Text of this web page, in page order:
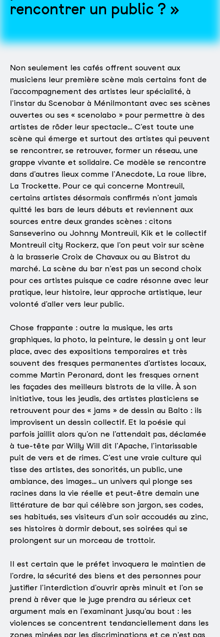
rencontrer un public ?
Non seulement les cafés offrent souvent aux
musiciens leur première scène mais certains font de
l’accompagnement des artistes leur spécialité, à
l’instar du Scenobar à Ménilmontant avec ses scènes
ouvertes ou ses « scenolabo » pour permettre à des
artistes de rôder leur spectacle… C’est toute une
scène qui émerge et surtout des artistes qui peuvent
se rencontrer, se retrouver, former un réseau, une
grappe vivante et solidaire. Ce modèle se rencontre
dans d’autres lieux comme l’Anecdote, La roue libre,
La Trockette. Pour ce qui concerne Montreuil,
certains artistes désormais confirmés n’ont jamais
quitté les bars de leurs débuts et reviennent aux
sources entre deux grandes scènes : citons
Sanseverino ou Johnny Montreuil, Kik et le collectif
Montreuil city Rockerz, que l’on peut voir sur scène
à la brasserie Croix de Chavaux ou au Bistrot du
marché. La scène du bar n’est pas un second choix
pour ces artistes puisque ce cadre résonne avec leur
pratique, leur histoire, leur approche artistique, leur
volonté d’aller vers leur public.
Chose frappante : outre la musique, les arts
graphiques, la photo, la peinture, le dessin y ont leur
place, avec des expositions temporaires et très
souvent des fresques permanentes d’artistes locaux,
comme Martin Peronard, dont les fresques ornent
les façades des meilleurs bistrots de la ville. À son
initiative, tous les jeudis, des artistes plasticiens se
retrouvent pour des « jams » de dessin au Balto : ils
improvisent un dessin collectif. Et la poésie qui
parfois jaillit alors qu’on ne l’attendait pas, déclamée
à tue-tête par Willy Will dit l’Apache, l’intarissable
puit de vers et de rimes. C’est une vraie culture qui
tisse des artistes, des sonorités, un public, une
ambiance, des images… un univers qui plonge ses
racines dans la vie réelle et peut-être demain une
littérature de bar qui célèbre son jargon, ses codes,
ses habitués, ses visiteurs d’un soir accoudés au zinc,
ses histoires à dormir debout, ses soirées qui se
prolongent sur un morceau de trottoir.
Il est certain que le préfet invoquera le maintien de
l’ordre, la sécurité des biens et des personnes pour
justifier l’interdiction d’ouvrir après minuit et l’on se
prend à rêver que le juge prendra au sérieux cet
argument mais en l’examinant jusqu’au bout : les
violences se concentrent tendanciellement dans les
zones minées par les discriminations et ce n’est pas